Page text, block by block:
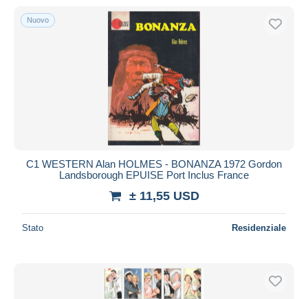
Nuovo
C1 WESTERN Alan HOLMES - BONANZA 1972 Gordon
Landsborough EPUISE Port Inclus France
± 11,55 USD
Stato Residenziale